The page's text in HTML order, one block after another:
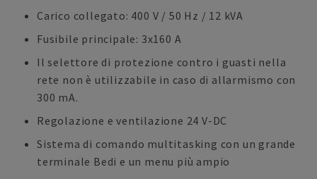
Carico collegato: 400 V / 50 Hz / 12 kVA
Fusibile principale: 3x160 A
Il selettore di protezione contro i guasti nella
rete non è utilizzabile in caso di allarmismo con
300 mA.
Regolazione e ventilazione 24 V-DC
Sistema di comando multitasking con un grande
terminale Bedi e un menu più ampio